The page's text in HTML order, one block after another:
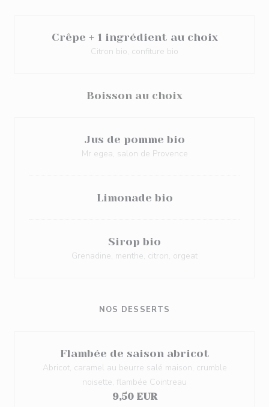
Crêpe + 1 ingrédient au choix
Citron bio, confiture bio
Boisson au choix
Jus de pomme bio
Mr egea, salon de Provence
Limonade bio
Sirop bio
Grenadine, menthe, citron, orgeat
NOS DESSERTS
Flambée de saison abricot
Abricot, caramel au beurre salé maison, crumble
noisette, flambée Cointreau
9,50 EUR